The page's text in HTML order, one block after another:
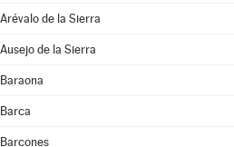
Arévalo de la Sierra
Ausejo de la Sierra
Baraona
Barca
Barcones